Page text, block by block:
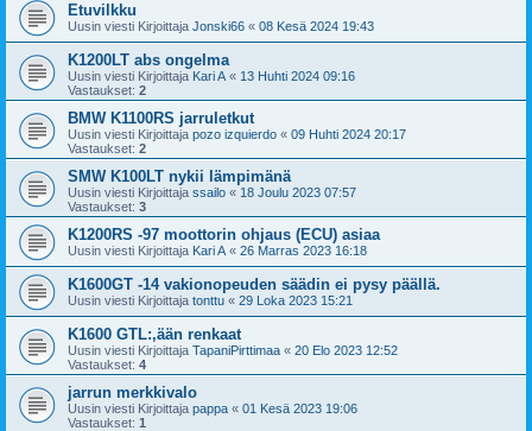
Etuvilkku
Uusin viesti Kirjoittaja Jonski66 « 08 Kesä 2024 19:43
K1200LT abs ongelma
Uusin viesti Kirjoittaja Kari A « 13 Huhti 2024 09:16
Vastaukset: 2
BMW K1100RS jarruletkut
Uusin viesti Kirjoittaja pozo izquierdo « 09 Huhti 2024 20:17
Vastaukset: 2
SMW K100LT nykii lämpimänä
Uusin viesti Kirjoittaja ssailo « 18 Joulu 2023 07:57
Vastaukset: 3
K1200RS -97 moottorin ohjaus (ECU) asiaa
Uusin viesti Kirjoittaja Kari A « 26 Marras 2023 16:18
K1600GT -14 vakionopeuden säädin ei pysy päällä.
Uusin viesti Kirjoittaja tonttu « 29 Loka 2023 15:21
K1600 GTL:,ään renkaat
Uusin viesti Kirjoittaja TapaniPirttimaa « 20 Elo 2023 12:52
Vastaukset: 4
jarrun merkkivalo
Uusin viesti Kirjoittaja pappa « 01 Kesä 2023 19:06
Vastaukset: 1